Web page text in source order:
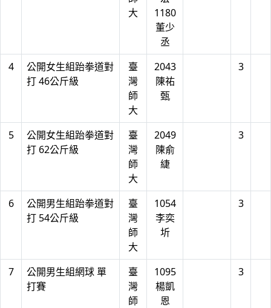
大
1180
董少
丞
4
公開女生組跆拳道對
打 46公斤級
臺
灣
師
大
2043
陳祐
甄
3
5
公開女生組跆拳道對
打 62公斤級
臺
灣
師
大
2049
陳俞
緁
3
6
公開男生組跆拳道對
打 54公斤級
臺
灣
師
大
1054
李奕
圻
3
7
公開男生組網球 單
打賽
臺
灣
師
1095
楊凱
恩
3